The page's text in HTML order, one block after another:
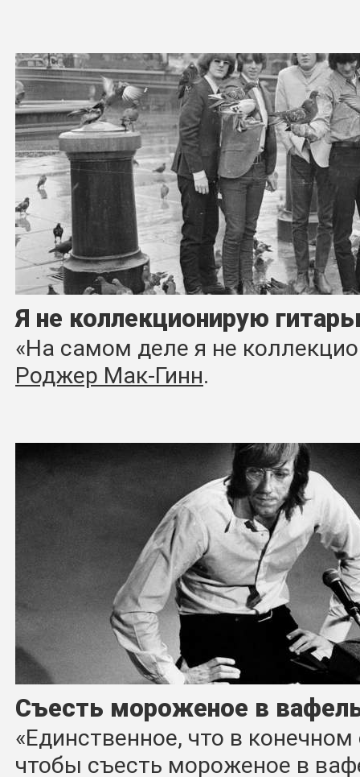
Я не коллекционирую
«На самом деле я не
Роджер Мак-Гинн.
Cъесть мороженое в
«Единственное, что в
чтобы съесть мороженое в